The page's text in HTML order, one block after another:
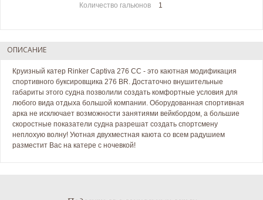
Количество гальюнов
1
ОПИСАНИЕ
Круизный катер Rinker Captiva 276 CC - это каютная модификация
спортивного буксировщика 276 BR. Достаточно внушительные
габариты этого судна позволили создать комфортные условия для
любого вида отдыха большой компании. Оборудованная спортивная
арка не исключает возможности занятиями вейкбордом, а большие
скоростные показатели судна разрешат создать спортсмену
неплохую волну! Уютная двухместная каюта со всем радушием
разместит Вас на катере с ночевкой!